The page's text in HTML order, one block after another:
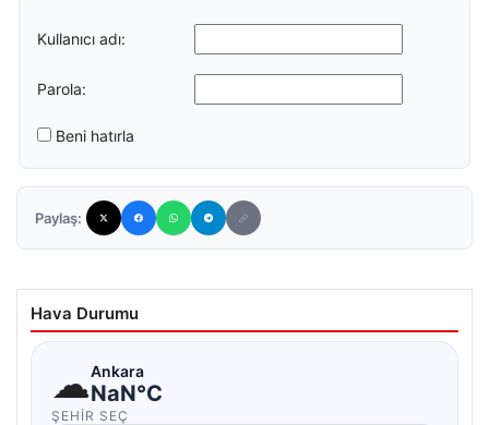
Kullanıcı adı:
Parola:
Beni hatırla
Paylaş:
Hava Durumu
☁Ankara
NaN°C
ŞEHIR SEÇ